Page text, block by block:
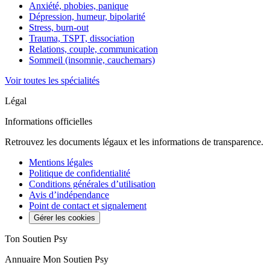
Anxiété, phobies, panique
Dépression, humeur, bipolarité
Stress, burn-out
Trauma, TSPT, dissociation
Relations, couple, communication
Sommeil (insomnie, cauchemars)
Voir toutes les spécialités
Légal
Informations officielles
Retrouvez les documents légaux et les informations de transparence.
Mentions légales
Politique de confidentialité
Conditions générales d’utilisation
Avis d’indépendance
Point de contact et signalement
Gérer les cookies
Ton Soutien Psy
Annuaire Mon Soutien Psy